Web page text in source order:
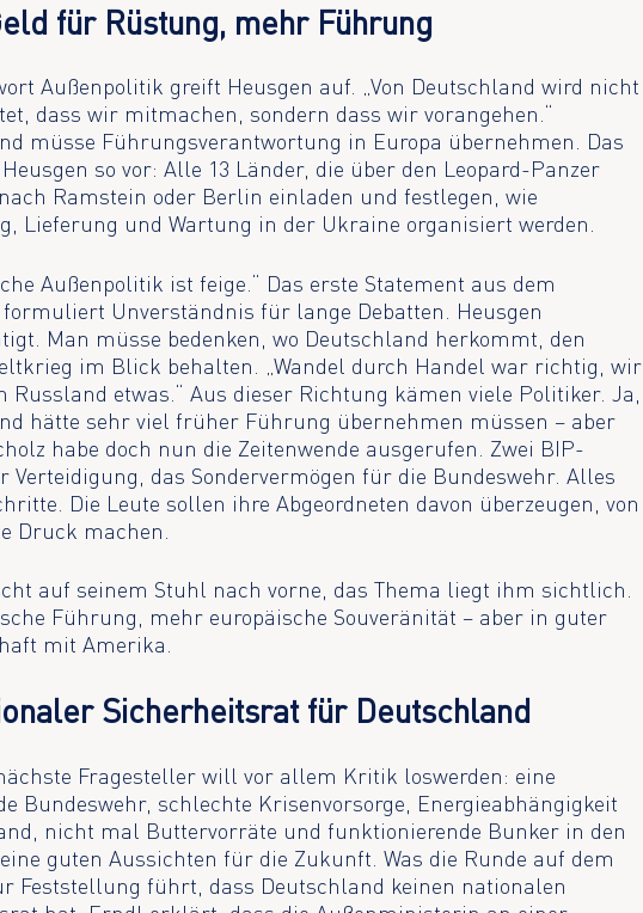
für Rüstung, mehr Führung
Außenpolitik greift Heusgen auf. „Von Deutschland wird nicht
dass wir mitmachen, sondern dass wir vorangehen.“
müsse Führungsverantwortung in Europa übernehmen. Das
so vor: Alle 13 Länder, die über den Leopard-Panzer
Ramstein oder Berlin einladen und festlegen, wie
Lieferung und Wartung in der Ukraine organisiert werden.
Außenpolitik ist feige.“ Das erste Statement aus dem
Unverständnis für lange Debatten. Heusgen
Man müsse bedenken, wo Deutschland herkommt, den
im Blick behalten. „Wandel durch Handel war richtig, wir
Russland etwas.“ Aus dieser Richtung kämen viele Politiker. Ja,
hätte sehr viel früher Führung übernehmen müssen – aber
habe doch nun die Zeitenwende ausgerufen. Zwei BIP-
Verteidigung, das Sondervermögen für die Bundeswehr. Alles
Die Leute sollen ihre Abgeordneten davon überzeugen, von
Druck machen.
auf seinem Stuhl nach vorne, das Thema liegt ihm sichtlich.
Führung, mehr europäische Souveränität – aber in guter
mit Amerika.
Sicherheitsrat für Deutschland
Fragesteller will vor allem Kritik loswerden: eine
Bundeswehr, schlechte Krisenvorsorge, Energieabhängigkeit
nicht mal Buttervorräte und funktionierende Bunker in den
guten Aussichten für die Zukunft. Was die Runde auf dem
Feststellung führt, dass Deutschland keinen nationalen